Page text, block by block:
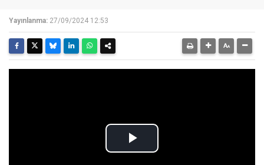
Yayınlanma: 27/09/2024 12:53